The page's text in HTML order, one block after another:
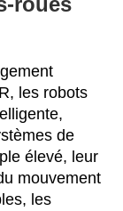
les robots
de
élevé, leur
mouvement
les